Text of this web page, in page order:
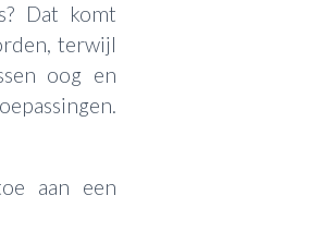
Dat komt
terwijl
oog en
aan een